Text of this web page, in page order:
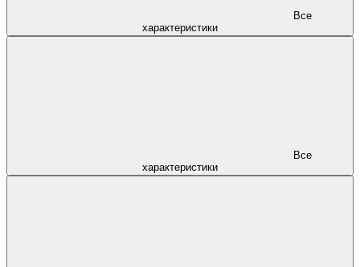
характеристики
характеристики